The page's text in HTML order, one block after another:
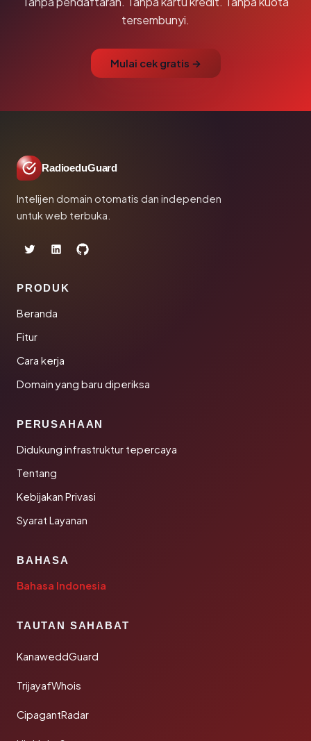
tersembunyi.
Mulai cek gratis →
RadioeduGuard
Intelijen domain otomatis dan independen
untuk web terbuka.
PRODUK
Beranda
Fitur
Cara kerja
Domain yang baru diperiksa
PERUSAHAAN
Didukung infrastruktur tepercaya
Tentang
Kebijakan Privasi
Syarat Layanan
BAHASA
Bahasa Indonesia
TAUTAN SAHABAT
KanaweddGuard
TrijayafWhois
CipagantRadar